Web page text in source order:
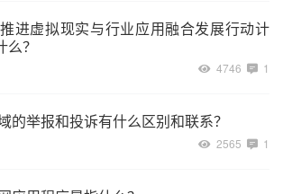
进虚拟现实与行业应用融合发展行动计
？
4746 1
的举报和投诉有什么区别和联系？
2565 1